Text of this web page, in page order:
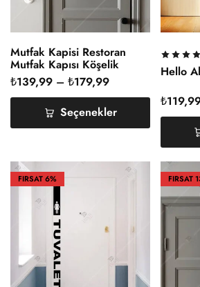
Mutfak Kapisi Restoran
Mutfak Kapısı Köşelik
Kitchen Yazısı Ahşap
₺139,99 – ₺179,99
Seçenekler
Hello
₺
FIRSAT6% FIRSAT